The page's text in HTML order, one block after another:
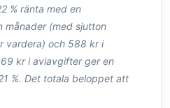
% ränta med en
månader (med sjutton
vardera) och 588 kr i
kr i aviavgifter ger en
%. Det totala beloppet att